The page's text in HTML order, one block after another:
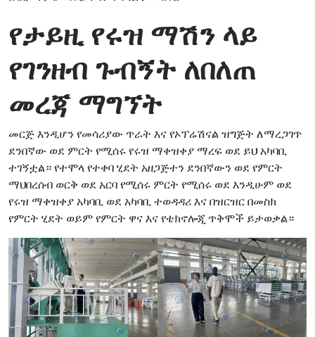
የታይዚ የሩዝ ማሽን ላይ
የገንዘብ ጉብኝት ለበለጠ
መረጃ ማግኘት
መርጅ እንዲሆን የመሳሪያው ጥራት እና የኦፕሬሽናል ዝግጅት ለማረጋገጥ
ደንበኛው ወደ ምርት የሚሰሩ የሩዝ ማቀዝቀያ ማረፍ ወደ ይህ አካባቢ
ተገኝቷል። የተሞላ የተቀባ ሂደት አዘጋጅተን ደንበኛውን ወደ የምርት
ማህበረሰብ ወርቅ ወደ አርባ የሚሰሩ ምርት የሚሰሩ ወደ እንዲሁም ወደ
የሩዝ ማቀዝቀያ አካባቢ ወደ አካባቢ ተወዳዳሪ እና በዝርዝር በመስክ
የምርት ሂደት ወይም የምርት ዋና እና የቴክኖሎጂ ጥቅሞች ይታወቃል።